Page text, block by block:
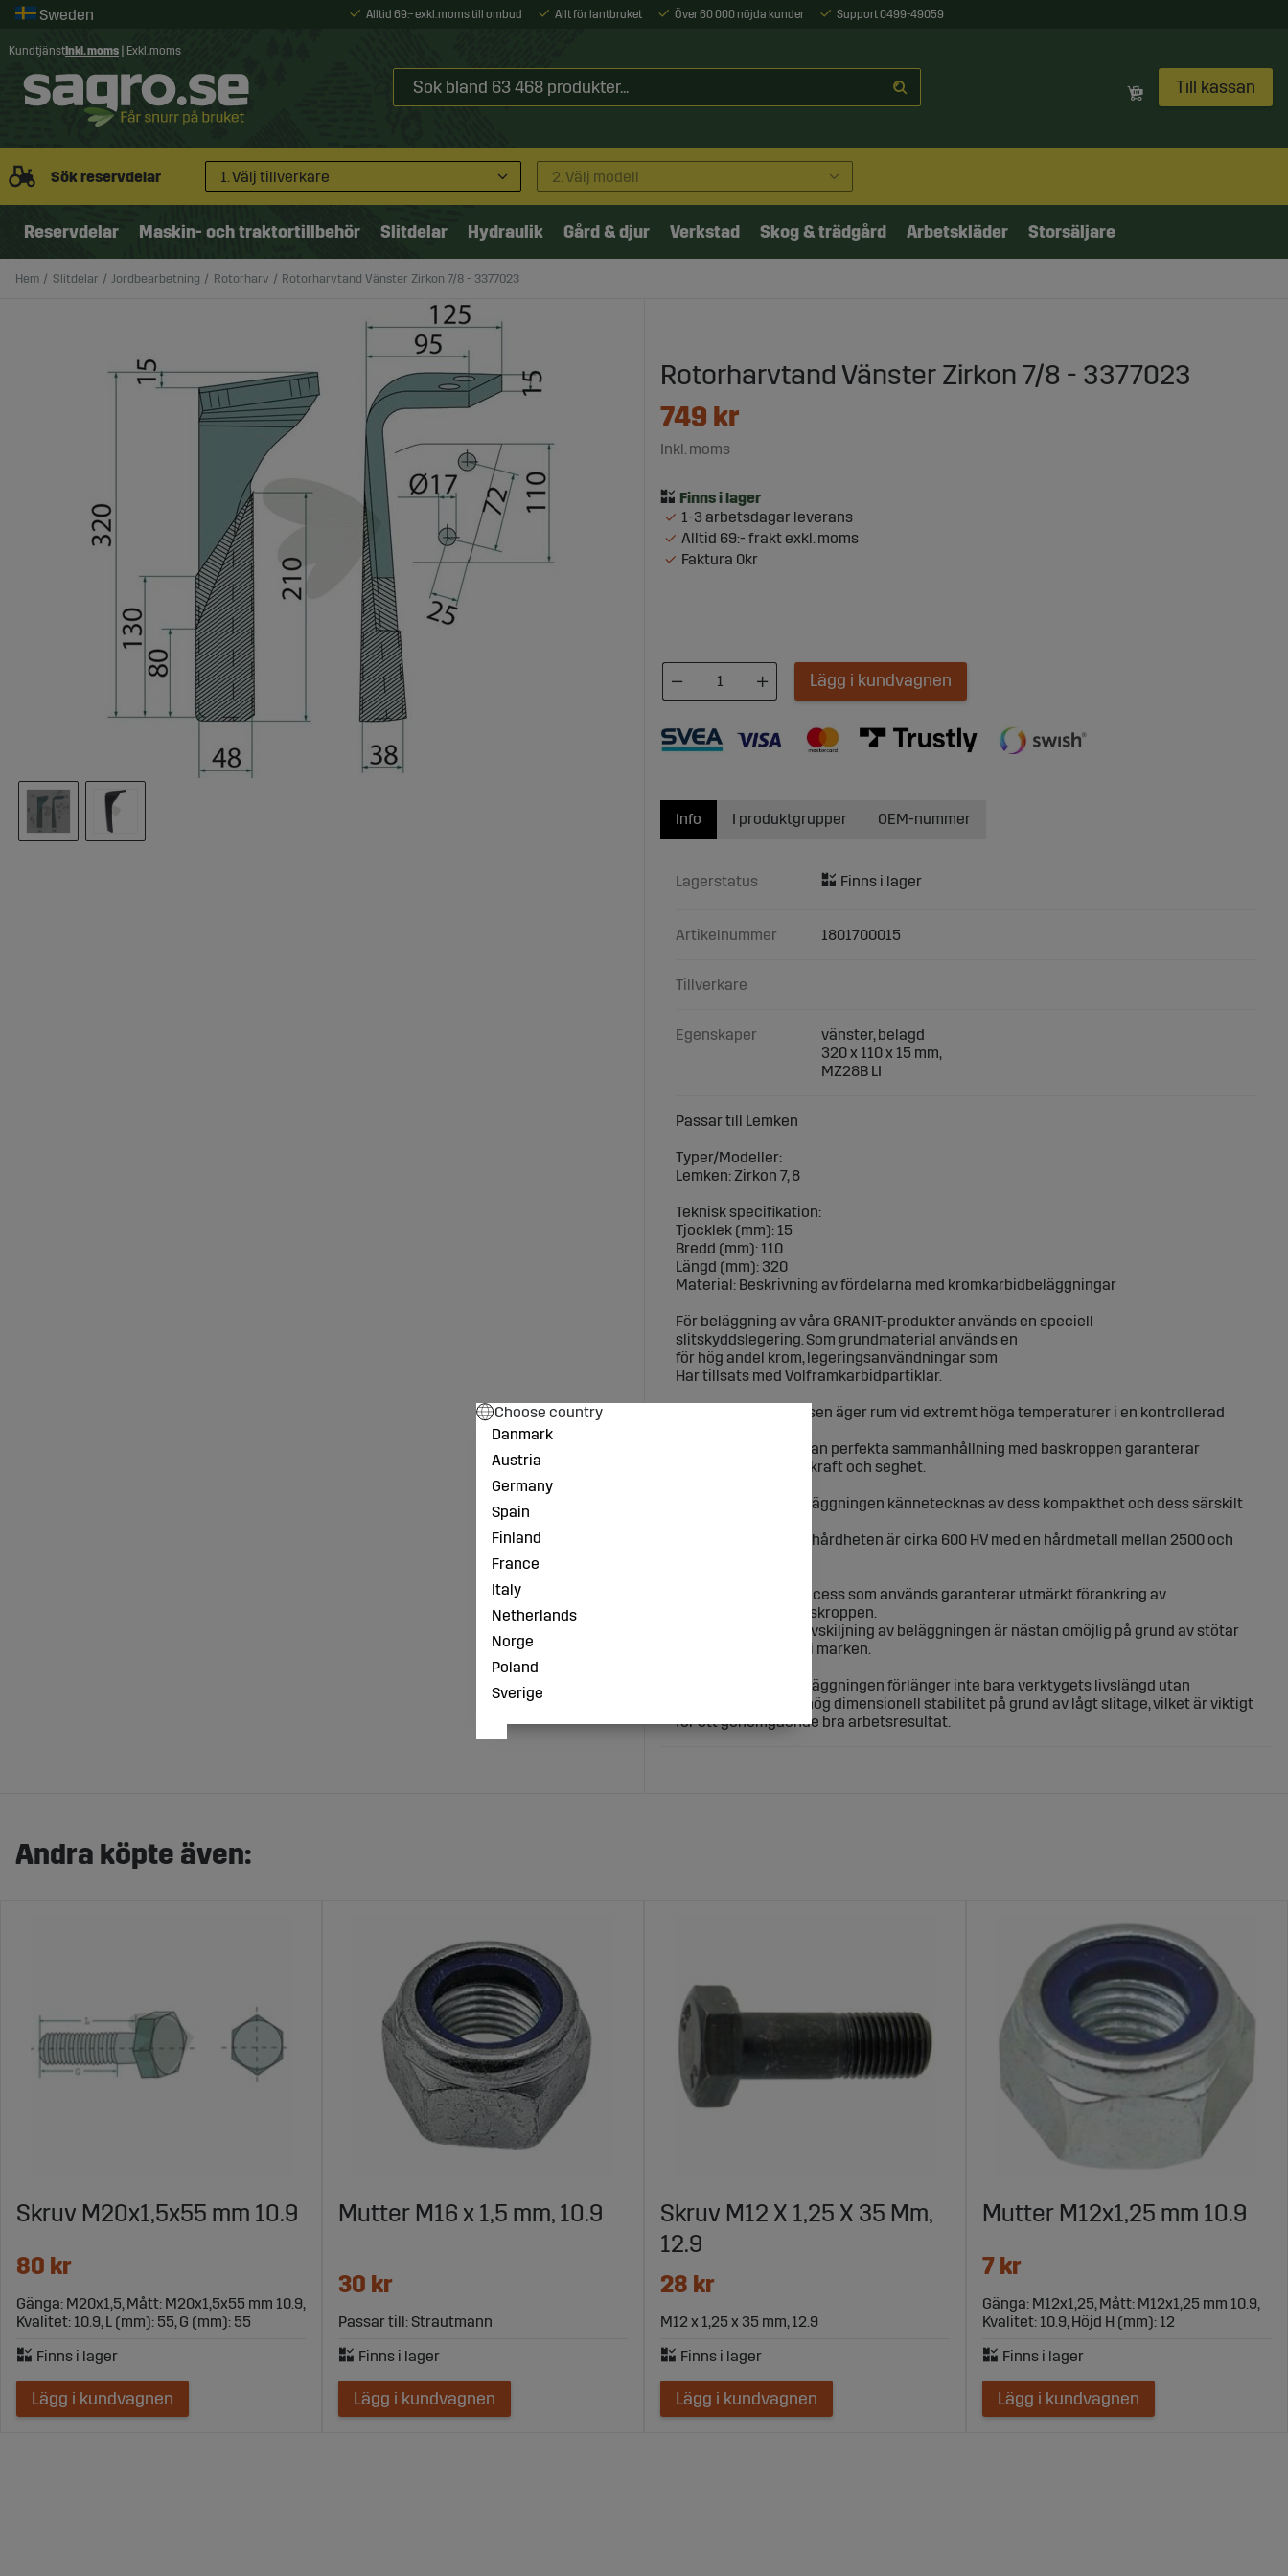
Alltid 69:- exkl. moms till ombud Allt för lantbruket Över 60 000 nöjda kunder Support 0499-49059
Kundtjänst Inkl. moms Exkl. moms
Till kassan
Sök reservdelar 1. Välj tillverkare 2. Välj modell
Reservdelar Maskin- och traktortillbehör Slitdelar Hydraulik Gård & djur Verkstad Skog & trädgård Arbetskläder Storsäljare
Hem Slitdelar Jordbearbetning Rotorharv Rotorharvtand Vänster Zirkon 7/8 - 3377023
Rotorharvtand Vänster Zirkon 7/8 - 3377023
749 kr
Inkl. moms
1-3 arbetsdagar leverans
Alltid 69:- frakt exkl. moms
Faktura 0kr
Lägg i kundvagnen
Info
Lagerstatus
Artikelnummer 1801700015
Tillverkare
Egenskaper
vänster, belagd
320 x 110 x 15 mm,
MZ28B LI
Passar till Lemken
Typer/Modeller:
Lemken: Zirkon 7, 8
Teknisk specifikation:
Tjocklek (mm): 15
Bredd (mm): 110
Längd (mm): 320
Material: Beskrivning av fördelarna med kromkarbidbeläggningar
För beläggning av våra GRANIT-produkter används en speciell
slitskyddslegering. Som grundmaterial används en
för hög andel krom, legeringsanvändningar som
Har tillsats med Volframkarbidpartiklar.
Beläggningsprocessen äger rum vid extremt höga temperaturer i en kontrollerad
Beläggningens nästan perfekta sammanhållning med baskroppen garanterar
maximal motståndskraft och seghet.
Den applicerade beläggningen kännetecknas av dess kompakthet och dess särskilt
Den genomsnittliga hårdheten är cirka 600 HV med en hårdmetall mellan 2500 och
Den beläggningsprocess som används garanterar utmärkt förankring av
beläggningen på baskroppen.
En helt eller delvis avskiljning av beläggningen är nästan omöjlig på grund av stötar
orsakade av stenar i marken.
Den applicerade beläggningen förlänger inte bara verktygets livslängd utan
säkerställer också hög dimensionell stabilitet på grund av lågt slitage, vilket är viktigt
för ett genomgående bra arbetsresultat.
I produktgrupper OEM-nummer
Andra köpte även:
Skruv M20x1,5x55 mm 10.9
80 kr
Gänga: M20x1,5, Mått: M20x1,5x55 mm 10.9,
Kvalitet: 10.9, L (mm): 55, G (mm): 55
Lägg i kundvagnen
Mutter M16 x 1,5 mm, 10.9
30 kr
Passar till: Strautmann
Lägg i kundvagnen
Skruv M12 X 1,25 X 35 Mm,
12.9
28 kr
M12 x 1,25 x 35 mm, 12.9
Lägg i kundvagnen
Mutter M12x1,25 mm 10.9
7 kr
Gänga: M12x1,25, Mått: M12x1,25 mm 10.9,
Kvalitet: 10.9, Höjd H (mm): 12
Lägg i kundvagnen
Choose country
Danmark
Austria
Germany
Spain
Finland
France
Italy
Netherlands
Norge
Poland
Sverige